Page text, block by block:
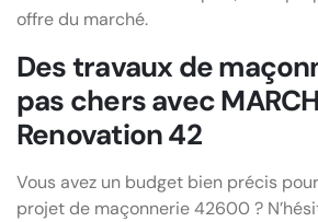
offre du marché.
Des travaux de
pas chers avec
Renovation 42
Vous avez un budget bien précis
projet de maçonnerie 42600 ?